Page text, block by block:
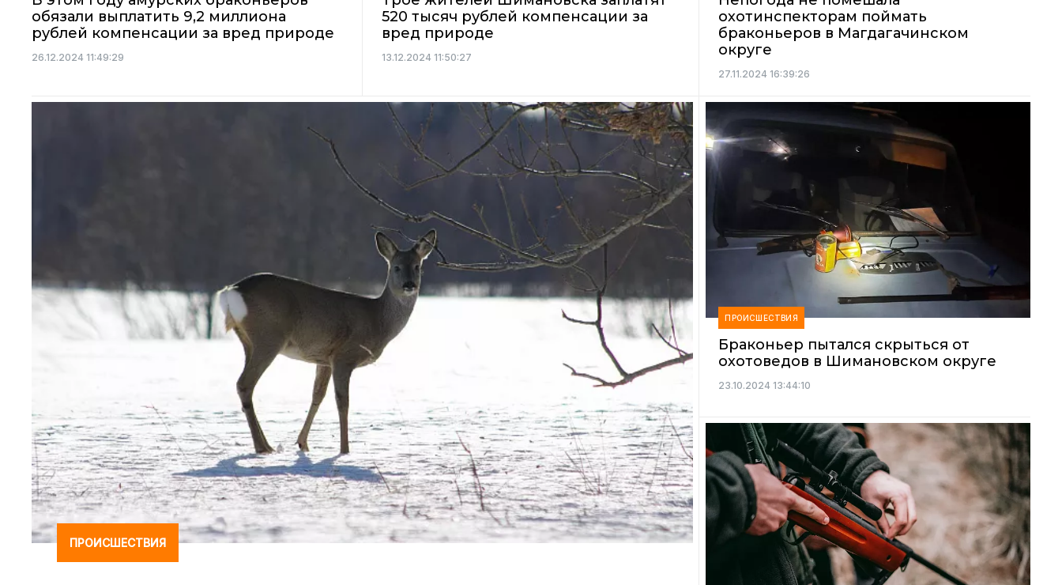
обязали выплатить 9,2 миллиона
рублей компенсации за вред природе
26.12.2024 11:49:29
520 тысяч рублей компенсации за
вред природе
13.12.2024 11:50:27
охотинспекторам поймать
браконьеров в Магдагачинском
округе
27.11.2024 16:39:26
ПРОИСШЕСТВИЯ
ПРОИСШЕСТВИЯ
Браконьер пытался скрыться от
охотоведов в Шимановском округе
23.10.2024 13:44:10